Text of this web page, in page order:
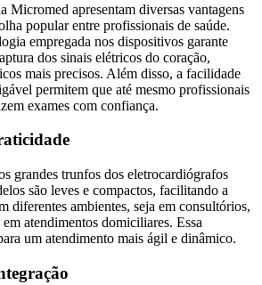
Micromed apresentam diversas vantagens
popular entre profissionais de saúde.
empregada nos dispositivos garante
dos sinais elétricos do coração,
mais precisos. Além disso, a facilidade
permitem que até mesmo profissionais
exames com confiança.
grandes trunfos dos eletrocardiógrafos
são leves e compactos, facilitando a
diferentes ambientes, seja em consultórios,
atendimentos domiciliares. Essa
um atendimento mais ágil e dinâmico.